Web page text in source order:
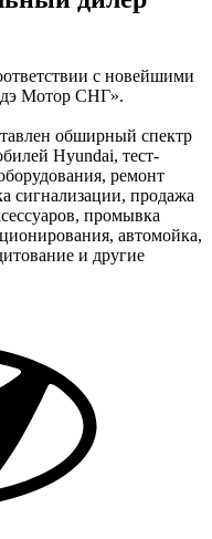
с новейшими
Мотор СНГ».
обширный спектр
Hyundai, тест-
ремонт
сигнализации, продажа
промывка
автомойка,
и другие